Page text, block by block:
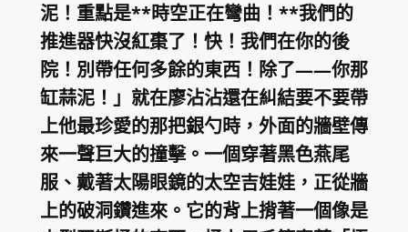
泥！重點是**時空正在彎曲！**我們的
推進器快沒紅棗了！快！我們在你的後
院！別帶任何多餘的東西！除了——你那
缸蒜泥！」就在廖沾沾還在糾結要不要帶
上他最珍愛的那把銀勺時，外面的牆壁傳
來一聲巨大的撞擊。一個穿著黑色燕尾
服、戴著太陽眼鏡的太空吉娃娃，正從牆
上的破洞鑽進來。它的背上揹著一個像是